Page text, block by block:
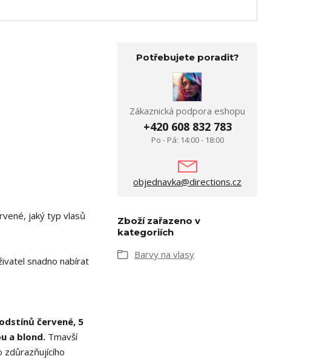
jaký typ vlasů
snadno nabírat
červené, 5
a blond. Tmavší
zdůrazňujícího
Potřebujete poradit?
Zákaznická podpora eshopu
+420 608 832 783
Po - Pá: 14:00 - 18:00
objednavka@directions.cz
Zboží zařazeno v
kategoriích
Barvy na vlasy